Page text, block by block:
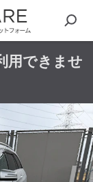
用できませ